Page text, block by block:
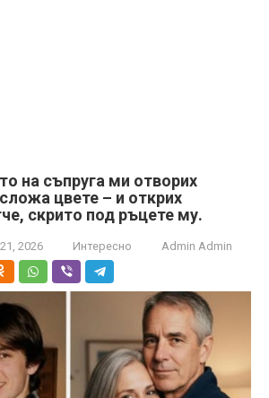
на съпруга ми отворих
цвете – и открих
скрито под ръцете му.
2026 Интересно Admin Admin